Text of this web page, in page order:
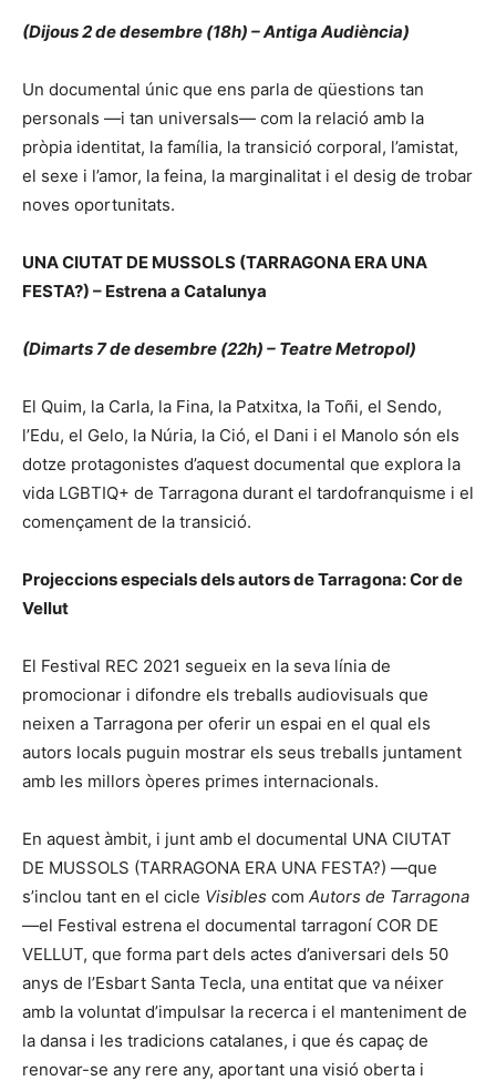
(Dijous 2 de desembre (18h) – Antiga Audiència)
Un documental únic que ens parla de qüestions tan
personals —i tan universals— com la relació amb la
pròpia identitat, la família, la transició corporal, l’amistat,
el sexe i l’amor, la feina, la marginalitat i el desig de trobar
noves oportunitats.
UNA CIUTAT DE MUSSOLS (TARRAGONA ERA UNA
FESTA?) – Estrena a Catalunya
(Dimarts 7 de desembre (22h) – Teatre Metropol)
El Quim, la Carla, la Fina, la Patxitxa, la Toñi, el Sendo,
l’Edu, el Gelo, la Núria, la Ció, el Dani i el Manolo són els
dotze protagonistes d’aquest documental que explora la
vida LGBTIQ+ de Tarragona durant el tardofranquisme i el
començament de la transició.
Projeccions especials dels autors de Tarragona: Cor de
Vellut
El Festival REC 2021 segueix en la seva línia de
promocionar i difondre els treballs audiovisuals que
neixen a Tarragona per oferir un espai en el qual els
autors locals puguin mostrar els seus treballs juntament
amb les millors òperes primes internacionals.
En aquest àmbit, i junt amb el documental UNA CIUTAT
DE MUSSOLS (TARRAGONA ERA UNA FESTA?) —que
s’inclou tant en el cicle Visibles com Autors de Tarragona
—el Festival estrena el documental tarragoní COR DE
VELLUT, que forma part dels actes d’aniversari dels 50
anys de l’Esbart Santa Tecla, una entitat que va néixer
amb la voluntat d’impulsar la recerca i el manteniment de
la dansa i les tradicions catalanes, i que és capaç de
renovar-se any rere any, aportant una visió oberta i